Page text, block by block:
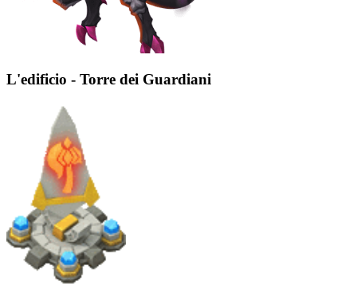
L'edificio - Torre dei Guardiani